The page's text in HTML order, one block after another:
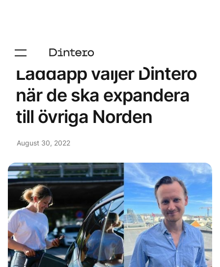
Laddapp väljer Dintero
när de ska expandera
till övriga Norden
August 30, 2022